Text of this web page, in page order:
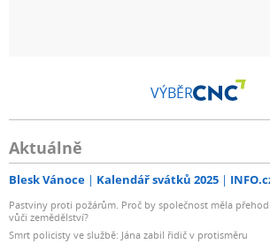
VÝBĚR
Aktuálně
Blesk Vánoce Kalendář svátků 2025
Pastviny proti požárům. Proč by společnost měla
vůči zemědělství?
Smrt policisty ve službě: Jána zabil řidič v protisměru